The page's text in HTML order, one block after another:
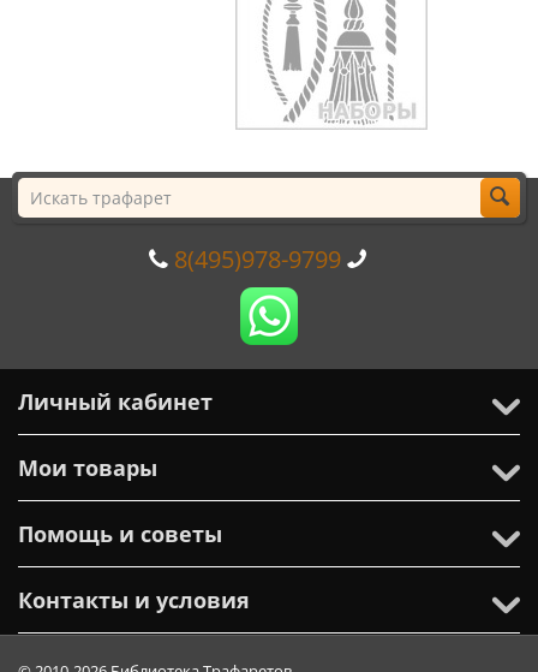
8(495)978-9799
Личный кабинет
Мои товары
Помощь и советы
Контакты и условия